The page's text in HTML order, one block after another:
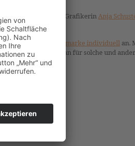
hat die Marken die Grafikerin Anja
dem Label
Briefmarke individuell an.
Ich kann für solche und